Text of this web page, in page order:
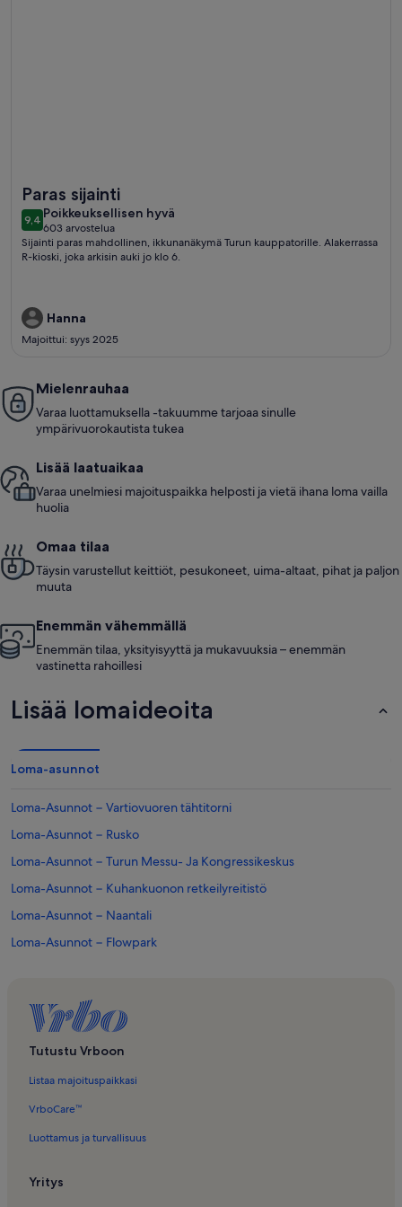
Paras sijainti
9,49,4 kautta 10
Poikkeuksellisen hyvä
poikkeuksellisen
hyvä
603 arvostelua
(603
arvostelua)
Sijainti paras mahdollinen, ikkunanäkymä Turun kauppatorille. Alakerrassa
R-kioski, joka arkisin auki jo klo 6.
Hanna
Majoittui: syys 2025
Mielenrauhaa
Varaa luottamuksella -takuumme tarjoaa sinulle
ympärivuorokautista tukea
Lisää laatuaikaa
Varaa unelmiesi majoituspaikka helposti ja vietä ihana loma vailla
huolia
Omaa tilaa
Täysin varustellut keittiöt, pesukoneet, uima-altaat, pihat ja paljon
muuta
Enemmän vähemmällä
Enemmän tilaa, yksityisyyttä ja mukavuuksia – enemmän
vastinetta rahoillesi
Lisää lomaideoita
Loma-asunnot
Loma-Asunnot − Vartiovuoren tähtitorni
Loma-Asunnot − Rusko
Loma-Asunnot − Turun Messu- Ja Kongressikeskus
Loma-Asunnot − Kuhankuonon retkeilyreitistö
Loma-Asunnot − Naantali
Loma-Asunnot − Flowpark
Loma-Asunnot − Harjattula Golf & Country Club
Loma-Asunnot − Lounais-Suomi
Loma-Asunnot − Turun linna
Loma-Asunnot − Apteekkimuseo ja Qwenselin talo
Loma-Asunnot − Lieto
Loma-Asunnot − Paavo Nurmen Stadion
Loma-Asunnot − Turun tuomiokirkko
Tutustu Vrboon
Listaa majoituspaikkasi
VrboCare™
Luottamus ja turvallisuus
Yritys